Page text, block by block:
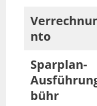
nto
Sparplan-
bühr